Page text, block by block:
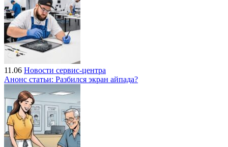
11.06 Новости сервис-центра
Анонс статьи: Разбился экран айпада?